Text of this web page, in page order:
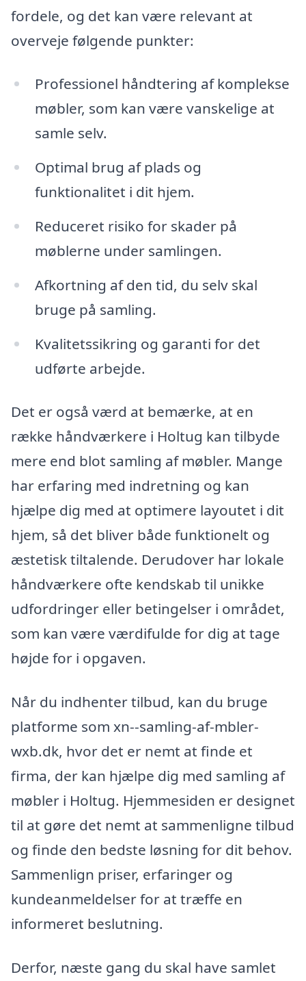
fordele, og det kan være relevant at
overveje følgende punkter:
Professionel håndtering af komplekse
møbler, som kan være vanskelige at
samle selv.
Optimal brug af plads og
funktionalitet i dit hjem.
Reduceret risiko for skader på
møblerne under samlingen.
Afkortning af den tid, du selv skal
bruge på samling.
Kvalitetssikring og garanti for det
udførte arbejde.
Det er også værd at bemærke, at en
række håndværkere i Holtug kan tilbyde
mere end blot samling af møbler. Mange
har erfaring med indretning og kan
hjælpe dig med at optimere layoutet i dit
hjem, så det bliver både funktionelt og
æstetisk tiltalende. Derudover har lokale
håndværkere ofte kendskab til unikke
udfordringer eller betingelser i området,
som kan være værdifulde for dig at tage
højde for i opgaven.
Når du indhenter tilbud, kan du bruge
platforme som xn--samling-af-mbler-
wxb.dk, hvor det er nemt at finde et
firma, der kan hjælpe dig med samling af
møbler i Holtug. Hjemmesiden er designet
til at gøre det nemt at sammenligne tilbud
og finde den bedste løsning for dit behov.
Sammenlign priser, erfaringer og
kundeanmeldelser for at træffe en
informeret beslutning.
Derfor, næste gang du skal have samlet